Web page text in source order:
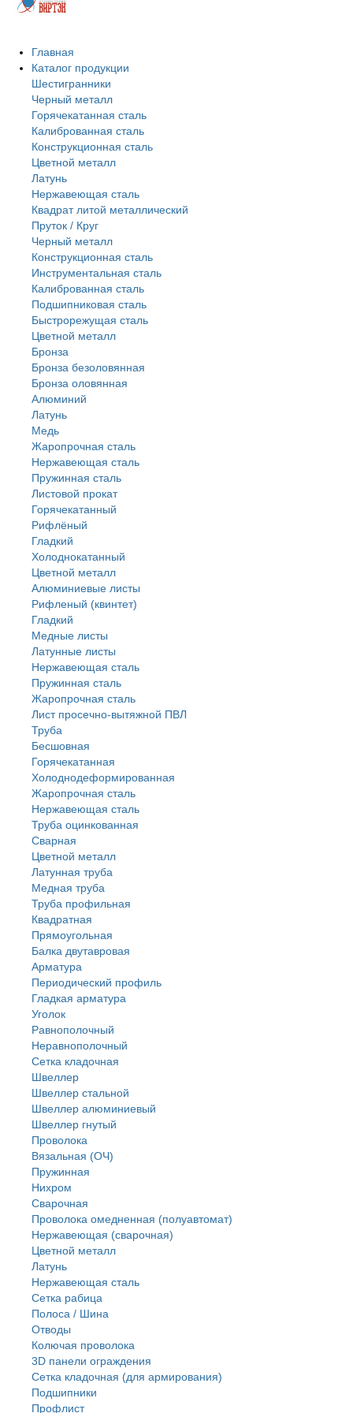
Главная
Каталог продукции
Шестигранники
Черный металл
Горячекатанная сталь
Калиброванная сталь
Конструкционная сталь
Цветной металл
Латунь
Нержавеющая сталь
Квадрат литой металлический
Пруток / Круг
Черный металл
Конструкционная сталь
Инструментальная сталь
Калиброванная сталь
Подшипниковая сталь
Быстрорежущая сталь
Цветной металл
Бронза
Бронза безоловянная
Бронза оловянная
Алюминий
Латунь
Медь
Жаропрочная сталь
Нержавеющая сталь
Пружинная сталь
Листовой прокат
Горячекатанный
Рифлёный
Гладкий
Холоднокатанный
Цветной металл
Алюминиевые листы
Рифленый (квинтет)
Гладкий
Медные листы
Латунные листы
Нержавеющая сталь
Пружинная сталь
Жаропрочная сталь
Лист просечно-вытяжной ПВЛ
Труба
Бесшовная
Горячекатанная
Холоднодеформированная
Жаропрочная сталь
Нержавеющая сталь
Труба оцинкованная
Сварная
Цветной металл
Латунная труба
Медная труба
Труба профильная
Квадратная
Прямоугольная
Балка двутавровая
Арматура
Периодический профиль
Гладкая арматура
Уголок
Равнополочный
Неравнополочный
Сетка кладочная
Швеллер
Швеллер стальной
Швеллер алюминиевый
Швеллер гнутый
Проволока
Вязальная (ОЧ)
Пружинная
Нихром
Сварочная
Проволока омедненная (полуавтомат)
Нержавеющая (сварочная)
Цветной металл
Латунь
Нержaвеющая сталь
Сетка рабица
Полоса / Шина
Отводы
Колючая проволока
3D панели ограждения
Сетка кладочная (для армирования)
Подшипники
Профлист